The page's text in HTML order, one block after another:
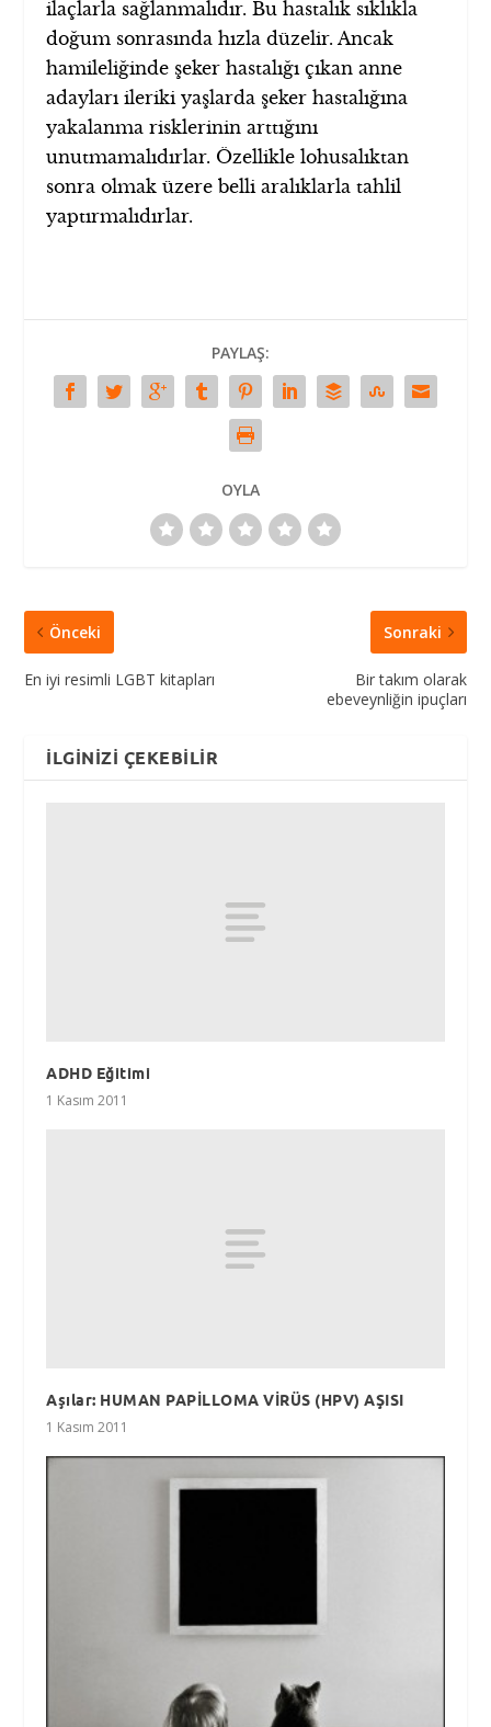
ilaçlarla sağlanmalıdır. Bu hastalık sıklıkla
doğum sonrasında hızla düzelir. Ancak
hamileliğinde şeker hastalığı çıkan anne
adayları ileriki yaşlarda şeker hastalığına
yakalanma risklerinin arttığını
unutmamalıdırlar. Özellikle lohusalıktan
sonra olmak üzere belli aralıklarla tahlil
yaptırmalıdırlar.
PAYLAŞ:
OYLA
Önceki
En iyi resimli LGBT kitapları
Sonraki
Bir takım olarak
ebeveynliğin ipuçları
İLGINIZI ÇEKEBILIR
ADHD Eğitimi
1 Kasım 2011
Aşılar: HUMAN PAPİLLOMA VİRÜS (HPV) AŞISI
1 Kasım 2011